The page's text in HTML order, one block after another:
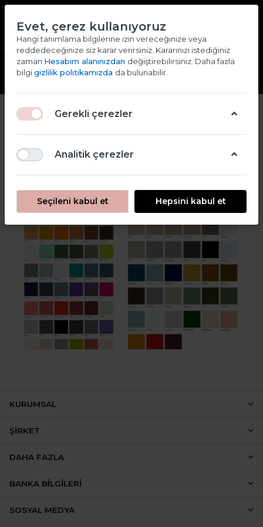
Giriş yap Kaydol
Kartelamız
KURUMSAL
ŞIRKET
DAHA FAZLA
BANKA BILGILERI
SOSYAL MEDYA
Evet, çerez kullanıyoruz
Hangi tanımlama bilgilerine izin vereceğinize veya
reddedeceğinize siz karar verirsiniz. Kararınızı istediğiniz
zaman Hesabım alanınızdan değiştirebilirsiniz. Daha fazla
bilgigizlilik politikamızda da bulunabilir.
Gerekli çerezler
Analitik çerezler
Seçileni kabul et Hepsini kabul et